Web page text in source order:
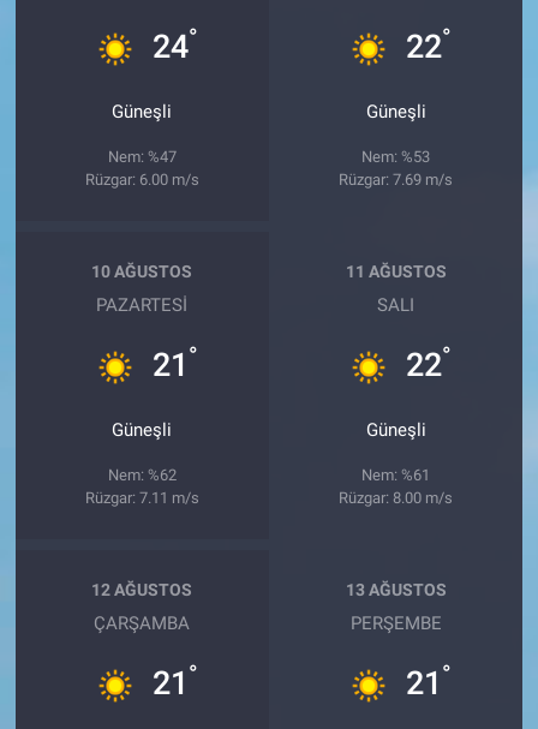
24°
Güneşli
Nem: %47
Rüzgar: 6.00 m/s
22°
Güneşli
Nem: %53
Rüzgar: 7.69 m/s
10 AĞUSTOS
PAZARTESI
21 °
Güneşli
Nem: %62
Rüzgar: 7.11 m/s
11 AĞUSTOS
SALI
22°
Güneşli
Nem: %61
Rüzgar: 8.00 m/s
12 AĞUSTOS
ÇARŞAMBA
21 °
13 AĞUSTOS
PERŞEMBE
21 °